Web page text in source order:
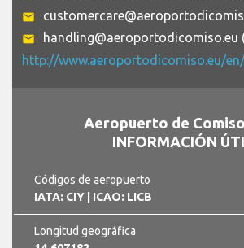
email
email
handling@aeroportodicomiso.eu
http://www.aeroportodicomiso.eu/en/
Aeropuerto de
INFORMACIÓN
Códigos de aeropuerto
IATA: CIY
| ICAO: LICB
Longitud geográfica